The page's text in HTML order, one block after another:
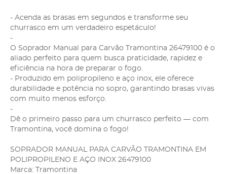
- Acenda as brasas em segundos e transforme seu
churrasco em um verdadeiro espetáculo!
-
O Soprador Manual para Carvão Tramontina 26479100 é o
aliado perfeito para quem busca praticidade, rapidez e
eficiência na hora de preparar o fogo.
- Produzido em polipropileno e aço inox, ele oferece
durabilidade e potência no sopro, garantindo brasas vivas
com muito menos esforço.
-
Dê o primeiro passo para um churrasco perfeito — com
Tramontina, você domina o fogo!
SOPRADOR MANUAL PARA CARVÃO TRAMONTINA EM
POLIPROPILENO E AÇO INOX 26479100
Marca: Tramontina